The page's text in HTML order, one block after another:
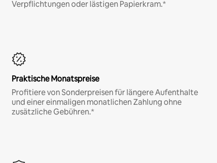
Verpflichtungen oder lästigen Papierkram.*
Praktische Monatspreise
Profitiere von Sonderpreisen für längere Aufenthalte
und einer einmaligen monatlichen Zahlung ohne
zusätzliche Gebühren.*